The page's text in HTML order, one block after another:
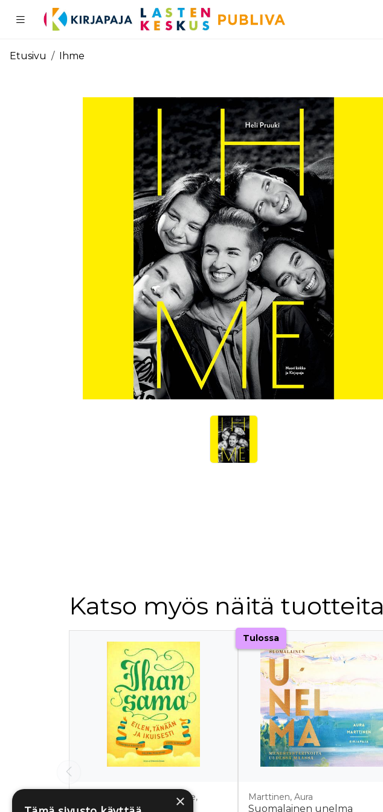
Etusivu Ihme
Katso myös näitä tuotteita
Tuoteluettelon alku
Koivisto, Johanna; Paalanne,
Helena; Siukonen, Antti
Tulossa
Marttinen, Aura
Suomalainen unelma
×